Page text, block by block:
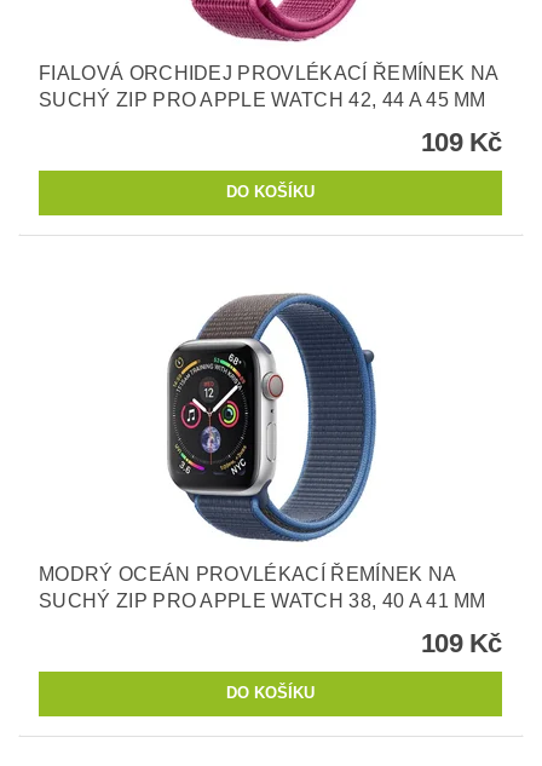
FIALOVÁ ORCHIDEJ PROVLÉKACÍ ŘEMÍNEK NA
SUCHÝ ZIP PRO APPLE WATCH 42, 44 A 45 MM
109 Kč
MODRÝ OCEÁN PROVLÉKACÍ ŘEMÍNEK NA
SUCHÝ ZIP PRO APPLE WATCH 38, 40 A 41 MM
109 Kč